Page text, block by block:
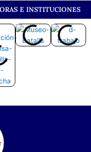
E INSTITUCIONES